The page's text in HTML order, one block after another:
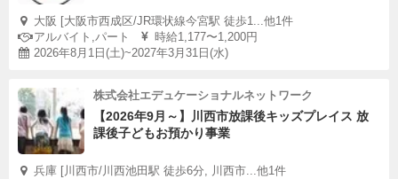
大阪 [大阪市西成区/JR環状線今宮駅 徒歩1...他1件
アルバイト,パート
時給1,177〜1,200円
2026年8月1日(土)~2027年3月31日(水)
株式会社エデュケーショナルネットワーク
【2026年9月～】川西市放課後キッズプレイス 放
課後子どもお預かり事業
兵庫 [川西市/川西池田駅 徒歩6分, 川西市...他1件